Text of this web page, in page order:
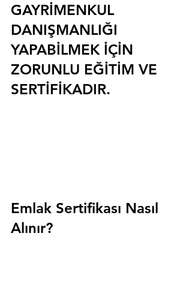
GAYRİMENKUL
DANIŞMANLIĞI
YAPABİLMEK İÇİN
ZORUNLU EĞİTİM VE
SERTİFİKADIR.
Emlak Sertifikası Nasıl
Alınır?